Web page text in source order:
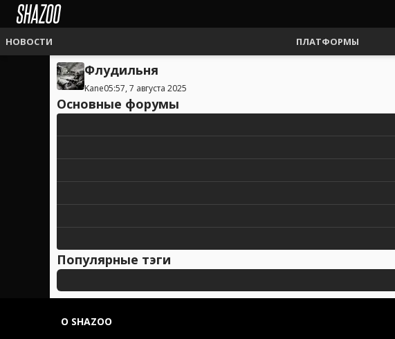
НОВОСТИ ПЛАТФОРМЫ
Флудильня
Kane05:57, 7 августа 2025
Основные форумы
Популярные тэги
О SHAZOO